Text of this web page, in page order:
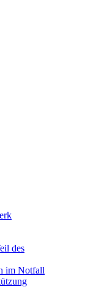
des
im Notfall